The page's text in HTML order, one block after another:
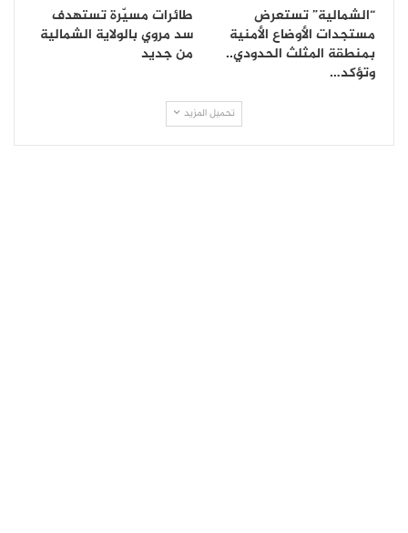
“الشمالية” تستعرض
مستجدات الأوضاع الأمنية
بمنطقة المثلث الحدودي..
وتؤكد…
طائرات مسيّرة تستهدف
سد مروي بالولاية الشمالية
من جديد
تحميل المزيد